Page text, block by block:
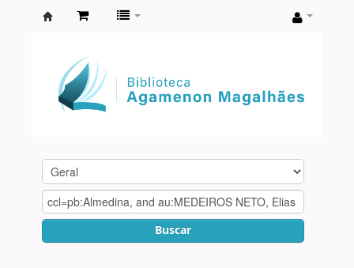
Agamenon
Magalhães
Buscar